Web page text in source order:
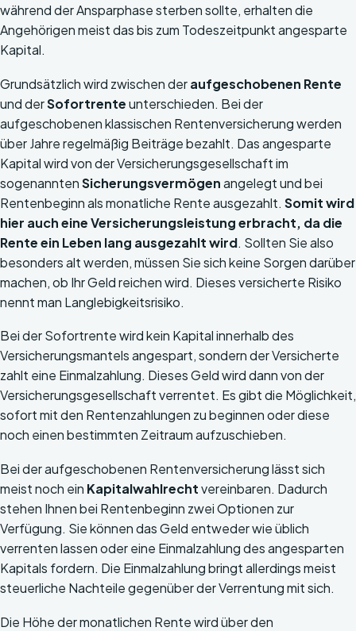
während der Ansparphase sterben sollte, erhalten die
Angehörigen meist das bis zum Todeszeitpunkt angesparte
Kapital.
Grundsätzlich wird zwischen deraufgeschobenen Rente
und derSofortrenteunterschieden. Bei der
aufgeschobenen klassischen Rentenversicherung werden
über Jahre regelmäßig Beiträge bezahlt. Das angesparte
Kapital wird von der Versicherungsgesellschaft im
sogenanntenSicherungsvermögenangelegt und bei
Rentenbeginn als monatliche Rente ausgezahlt. Somit wird
hier auch eine Versicherungsleistung erbracht, da die
Rente ein Leben lang ausgezahlt wird. Sollten Sie also
besonders alt werden, müssen Sie sich keine Sorgen darüber
machen, ob Ihr Geld reichen wird. Dieses versicherte Risiko
nennt man Langlebigkeitsrisiko.
Bei der Sofortrente wird kein Kapital innerhalb des
Versicherungsmantels angespart, sondern der Versicherte
zahlt eine Einmalzahlung. Dieses Geld wird dann von der
Versicherungsgesellschaft verrentet. Es gibt die Möglichkeit,
sofort mit den Rentenzahlungen zu beginnen oder diese
noch einen bestimmten Zeitraum aufzuschieben.
Bei der aufgeschobenen Rentenversicherung lässt sich
meist noch ein Kapitalwahlrechtvereinbaren. Dadurch
stehen Ihnen bei Rentenbeginn zwei Optionen zur
Verfügung. Sie können das Geld entweder wie üblich
verrenten lassen oder eine Einmalzahlung des angesparten
Kapitals fordern. Die Einmalzahlung bringt allerdings meist
steuerliche Nachteile gegenüber der Verrentung mit sich.
Die Höhe der monatlichen Rente wird über den